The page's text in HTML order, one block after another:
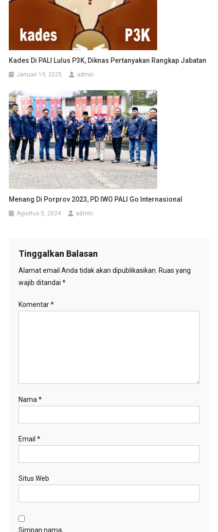
Kades Di PALI Lulus P3K, Diknas Pertanyakan Rangkap Jabatan
Januari 19, 2025 admin
Menang Di Porprov 2023, PD IWO PALI Go Internasional
Agustus 5, 2024 admin
Tinggalkan Balasan
Alamat email Anda tidak akan dipublikasikan. Ruas yang
wajib ditandai *
Komentar*
Nama*
Email *
Situs Web
Simpan nama,